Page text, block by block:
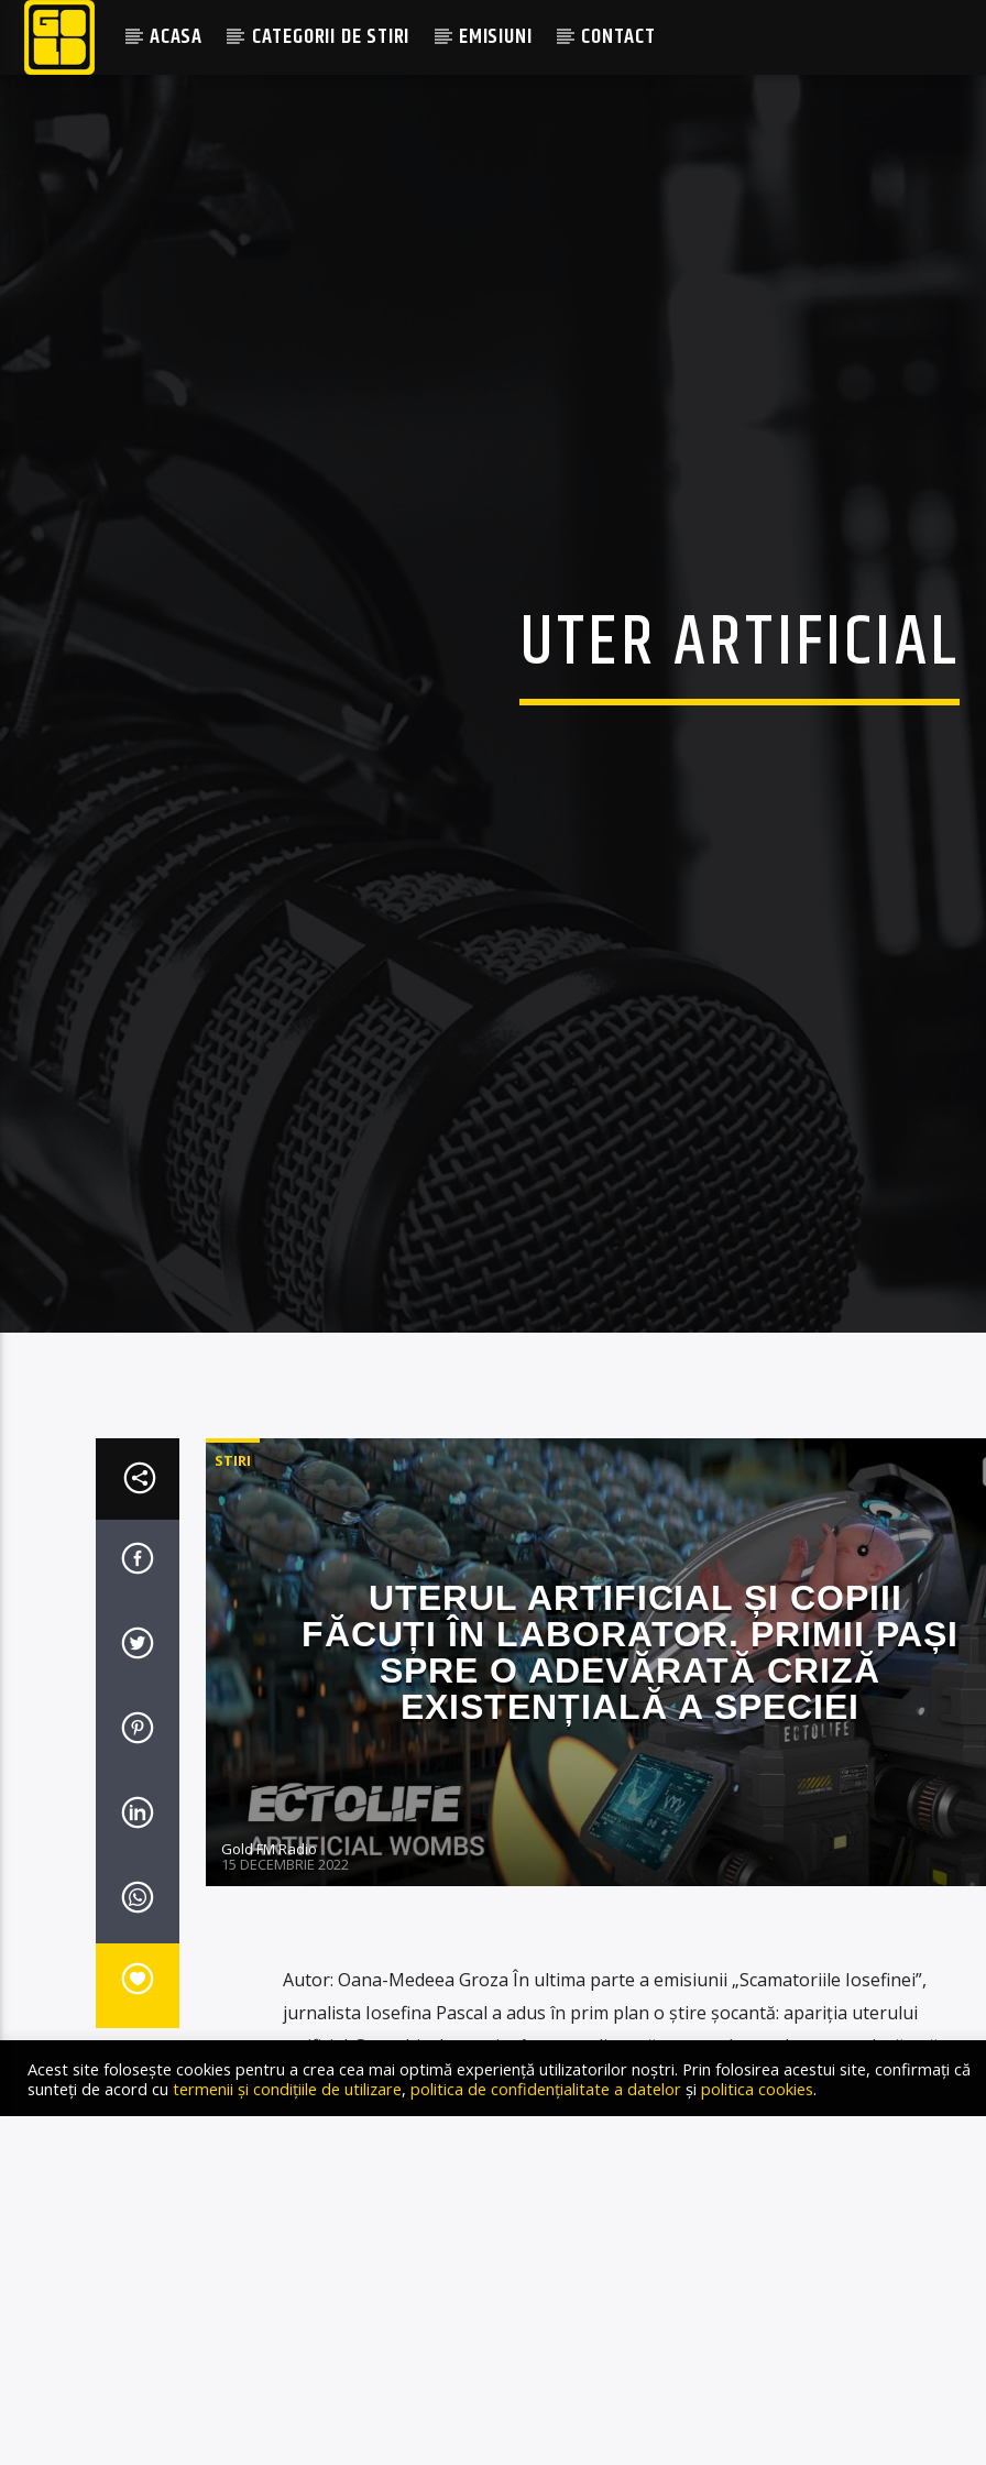
ACASA CATEGORII DE STIRI EMISIUNI CONTACT
UTER ARTIFICIAL
STIRI
UTERUL ARTIFICIAL ȘI COPIII
FĂCUȚI ÎN LABORATOR. PRIMII PAȘI
SPRE O ADEVĂRATĂ CRIZĂ
EXISTENȚIALĂ A SPECIEI
Gold FM Radio
15 DECEMBRIE 2022
Autor: Oana-Medeea Groza În ultima parte a emisiunii „Scamatoriile Iosefinei”,
jurnalista Iosefina Pascal a adus în prim plan o știre șocantă: apariția uterului
artificial. S-a vehiculat o știre în presa din țară care vorbește despre o adevărată
revoluție în lumea medicală: inventarea uterului artificial. Se pare că acesta permite
alegerea caracteristicilor copilului. „A fost dezvăluit […]
Acest site folosește cookies pentru a crea cea mai optimă experiență utilizatorilor noștri. Prin folosirea acestui site, confirmați că
sunteți de acord cu termenii și condițiile de utilizare, politica de confidențialitate a datelor și politica cookies.